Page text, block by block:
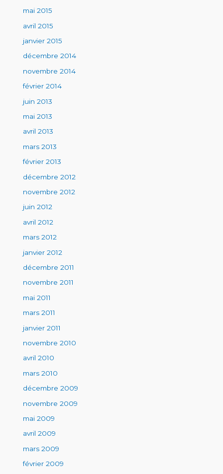
mai 2015
avril 2015
janvier 2015
décembre 2014
novembre 2014
février 2014
juin 2013
mai 2013
avril 2013
mars 2013
février 2013
décembre 2012
novembre 2012
juin 2012
avril 2012
mars 2012
janvier 2012
décembre 2011
novembre 2011
mai 2011
mars 2011
janvier 2011
novembre 2010
avril 2010
mars 2010
décembre 2009
novembre 2009
mai 2009
avril 2009
mars 2009
février 2009